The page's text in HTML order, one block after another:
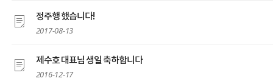
정주행 했습니다!
2017-08-13
제수호 대표님 생일 축하합니다
2016-12-17